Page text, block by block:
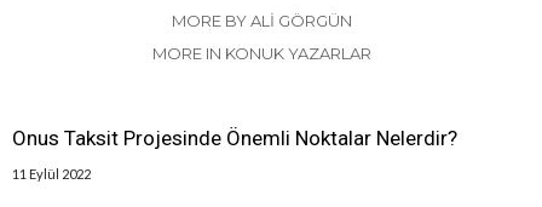
MORE BY ALI GÖRGÜN
MORE IN KONUK YAZARLAR
Onus Taksit Projesinde Önemli Noktalar Nelerdir?
11 Eylül 2022